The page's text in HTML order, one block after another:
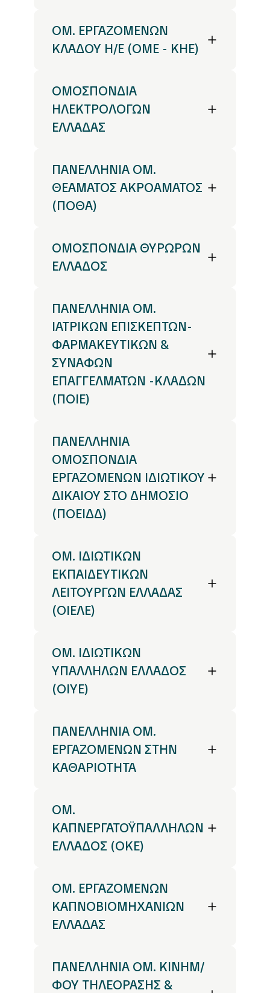
ΟΜ. ΕΡΓΑΖΟΜΕΝΩΝ
ΚΛΑΔΟΥ Η/Ε (ΟΜΕ - ΚΗΕ)
ΟΜΟΣΠΟΝΔΙΑ
ΗΛΕΚΤΡΟΛΟΓΩΝ
ΕΛΛΑΔΑΣ
ΠΑΝΕΛΛΗΝΙΑ ΟΜ.
ΘΕΑΜΑΤΟΣ ΑΚΡΟΑΜΑΤΟΣ
(ΠΟΘΑ)
ΟΜΟΣΠΟΝΔΙΑ ΘΥΡΩΡΩΝ
ΕΛΛΑΔΟΣ
ΠΑΝΕΛΛΗΝΙΑ ΟΜ.
ΙΑΤΡΙΚΩΝ ΕΠΙΣΚΕΠΤΩΝ-
ΦΑΡΜΑΚΕΥΤΙΚΩΝ &
ΣΥΝΑΦΩΝ
ΕΠΑΓΓΕΛΜΑΤΩΝ -ΚΛΑΔΩΝ
(ΠΟΙΕ)
ΠΑΝΕΛΛΗΝΙΑ
ΟΜΟΣΠΟΝΔΙΑ
ΕΡΓΑΖΟΜΕΝΩΝ ΙΔΙΩΤΙΚΟΥ
ΔΙΚΑΙΟΥ ΣΤΟ ΔΗΜΟΣΙΟ
(ΠΟΕΙΔΔ)
ΟΜ. ΙΔΙΩΤΙΚΩΝ
ΕΚΠΑΙΔΕΥΤΙΚΩΝ
ΛΕΙΤΟΥΡΓΩΝ ΕΛΛΑΔΑΣ
(ΟΙΕΛΕ)
ΟΜ. IΔΙΩΤΙΚΩΝ
ΥΠΑΛΛΗΛΩΝ ΕΛΛΑΔΟΣ
(ΟΙΥΕ)
ΠΑΝΕΛΛΗΝΙΑ ΟΜ.
ΕΡΓΑΖΟΜΕΝΩΝ ΣΤΗΝ
ΚΑΘΑΡΙΟΤΗΤΑ
ΟΜ.
ΚΑΠΝΕΡΓΑΤΟΫΠΑΛΛΗΛΩΝ
ΕΛΛΑΔΟΣ (ΟΚΕ)
ΟΜ. ΕΡΓΑΖΟΜΕΝΩΝ
ΚΑΠΝΟΒΙΟΜΗΧΑΝΙΩΝ
ΕΛΛΑΔΑΣ
ΠΑΝΕΛΛΗΝΙΑ ΟΜ. ΚΙΝΗΜ/
ΦΟΥ ΤΗΛΕΟΡΑΣΗΣ &